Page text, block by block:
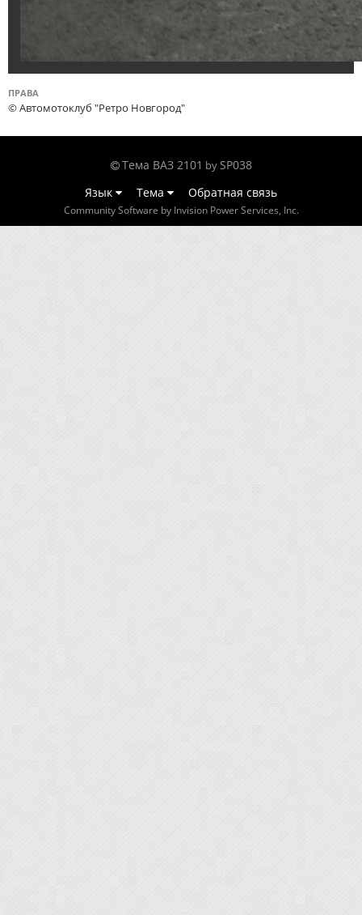
ПРАВА
© Автомотоклуб "Ретро Новгород"
Тема ВАЗ 2101 by SP038
Язык
Тема Обратная связь
Community Software by Invision Power Services, Inc.